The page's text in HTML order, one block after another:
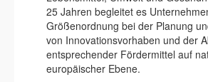
25 Jahren begleitet es
Größenordnung bei der Planung
von Innovationsvorhaben und der
entsprechender Fördermittel auf
europäischer Ebene.